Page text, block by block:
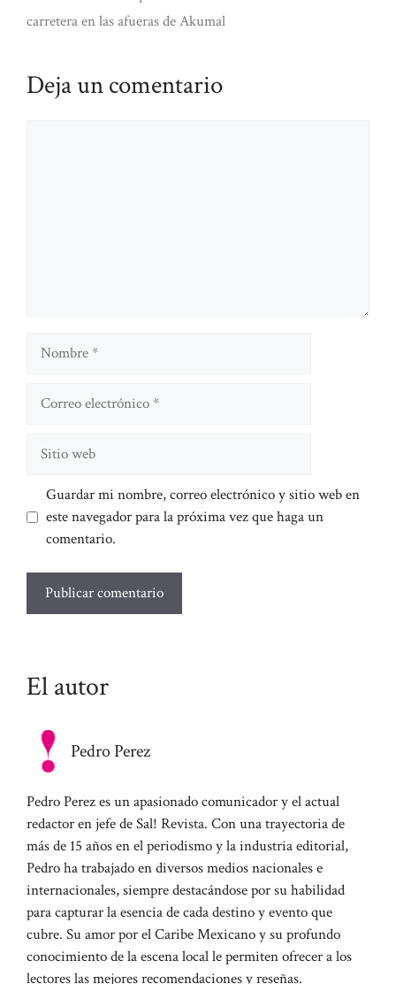
carretera en las afueras de Akumal
Deja un comentario
Nombre
Guardar mi nombre, correo electrónico y sitio web en
este navegador para la próxima vez que haga un
comentario.
El autor
Pedro Perez
Pedro Perez es un apasionado comunicador y el actual
redactor en jefe de Sal! Revista. Con una trayectoria de
más de 15 años en el periodismo y la industria editorial,
Pedro ha trabajado en diversos medios nacionales e
internacionales, siempre destacándose por su habilidad
para capturar la esencia de cada destino y evento que
cubre. Su amor por el Caribe Mexicano y su profundo
conocimiento de la escena local le permiten ofrecer a los
lectores las mejores recomendaciones y reseñas.